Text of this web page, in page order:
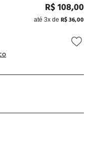
R$108,00
até 3x de R$36,00